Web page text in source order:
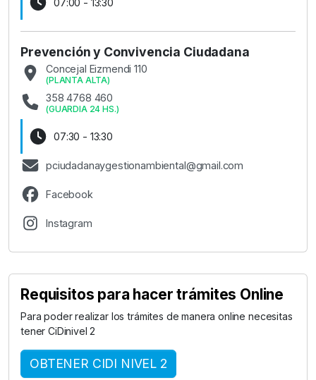
07:00 - 13:30
Prevención y Convivencia Ciudadana
Concejal Eizmendi 110
(PLANTA ALTA)
358 4768 460
(GUARDIA 24 HS.)
07:30 - 13:30
pciudadanaygestionambiental@gmail.com
Facebook
Instagram
Requisitos para hacer trámites Online
Para poder realizar los trámites de manera online necesitas
tener CiDinivel 2
OBTENER CIDI NIVEL 2